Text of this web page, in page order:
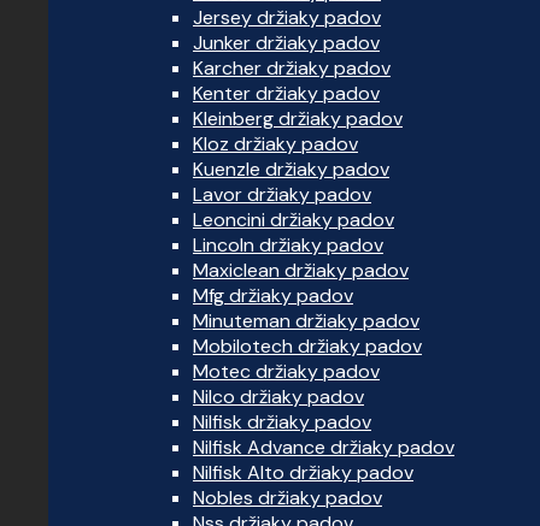
Jersey držiaky padov
Junker držiaky padov
Karcher držiaky padov
Kenter držiaky padov
Kleinberg držiaky padov
Kloz držiaky padov
Kuenzle držiaky padov
Lavor držiaky padov
Leoncini držiaky padov
Lincoln držiaky padov
Maxiclean držiaky padov
Mfg držiaky padov
Minuteman držiaky padov
Mobilotech držiaky padov
Motec držiaky padov
Nilco držiaky padov
Nilfisk držiaky padov
Nilfisk Advance držiaky padov
Nilfisk Alto držiaky padov
Nobles držiaky padov